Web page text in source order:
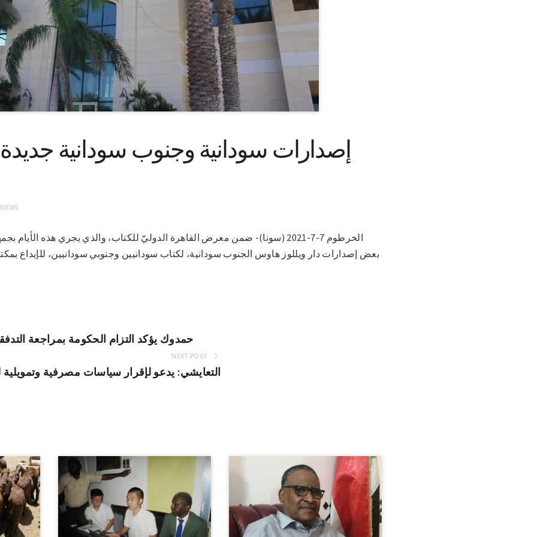
إصدارات سودانية وجنوب سودانية جديدة
الخرطوم 7-7-2021 (سونا)- ضمن معرض القاهرة الدوليّ للكتاب، والذي يجري هذه
بعض إصدارات دار ويللوز هاوس الجنوب سودانية، لكتاب سودانيين وجنوبي سودانيين، للإيداع
حمدوك يؤكد التزام الحكومة بمراجعة
NEXT POST
التعايشي: يدعو لإقرار سياسات مصرفية